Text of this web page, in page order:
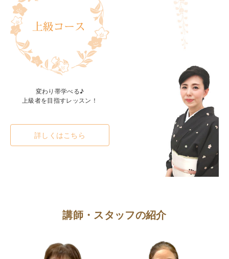
変わり帯学べる♪
上級者を目指すレッスン！
詳しくはこちら
講師・スタッフの紹介